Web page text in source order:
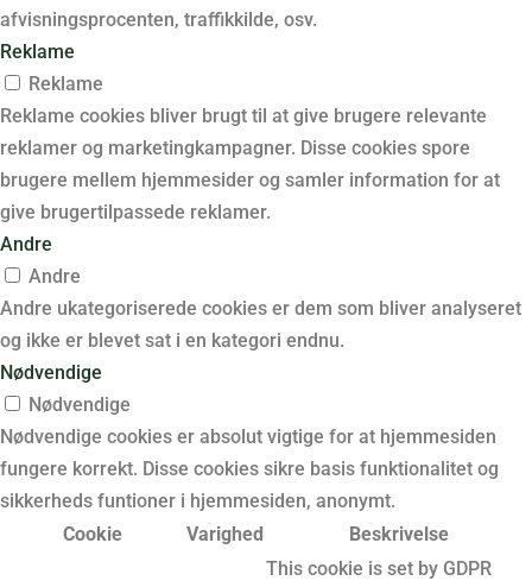
afvisningsprocenten, traffikkilde, osv.
Reklame
Reklame
Reklame cookies bliver brugt til at give brugere relevante
reklamer og marketingkampagner. Disse cookies spore
brugere mellem hjemmesider og samler information for at
give brugertilpassede reklamer.
Andre
Andre
Andre ukategoriserede cookies er dem som bliver analyseret
og ikke er blevet sat i en kategori endnu.
Nødvendige
Nødvendige
Nødvendige cookies er absolut vigtige for at hjemmesiden
fungere korrekt. Disse cookies sikre basis funktionalitet og
sikkerheds funtioner i hjemmesiden, anonymt.
Cookie
Varighed Beskrivelse
This cookie is set by GDPR